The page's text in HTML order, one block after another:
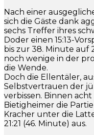
Nach einer
sich die Gäste dank
sechs Treffer ihres
Doder einen 15:13-
bis zur 38. Minute auf
noch wenige in der
die Wende.
Doch die Ellentäler,
Selbstvertrauen der
verbissen. Binnen
Bietigheimer die
Kracher unter die
21:21 (46. Minute) aus.